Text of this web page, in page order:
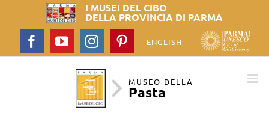
I MUSEI DELCIBO
DELLA PROVINCIA DI PARMA
ENGLISH
FacebookYouTubeInstagramPinterest
MUSEO DELLA
Pasta